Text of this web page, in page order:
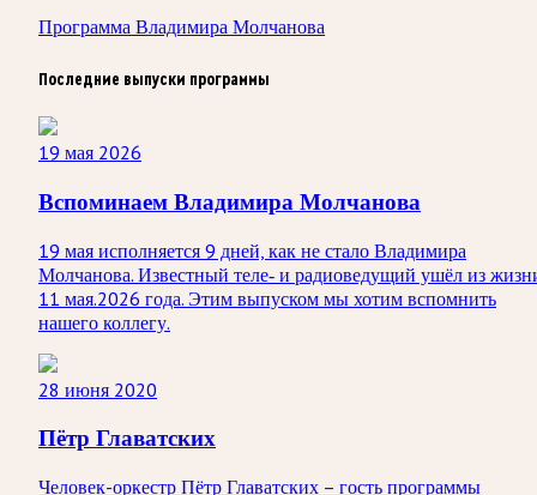
Программа Владимира Молчанова
Последние выпуски программы
19 мая 2026
Вспоминаем Владимира Молчанова
19 мая исполняется 9 дней, как не стало Владимира
Молчанова. Известный теле‑ и радиоведущий ушёл из
11 мая.2026 года. Этим выпуском мы хотим вспомнить
нашего коллегу.
28 июня 2020
Пётр Главатских
Человек-оркестр Пётр Главатских – гость программы